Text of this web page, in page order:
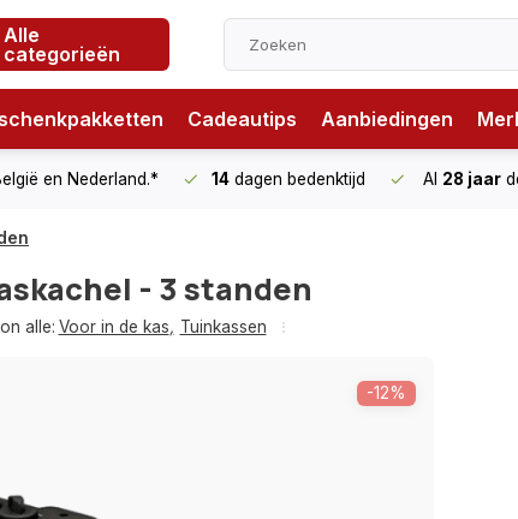
Alle
categorieën
Cadeautips Aanbiedingen
en Nederland.* 14 dagen bedenktijd Al 28 jaar
- 3 standen
alle: Voor in de kas, Tuinkassen
-12%